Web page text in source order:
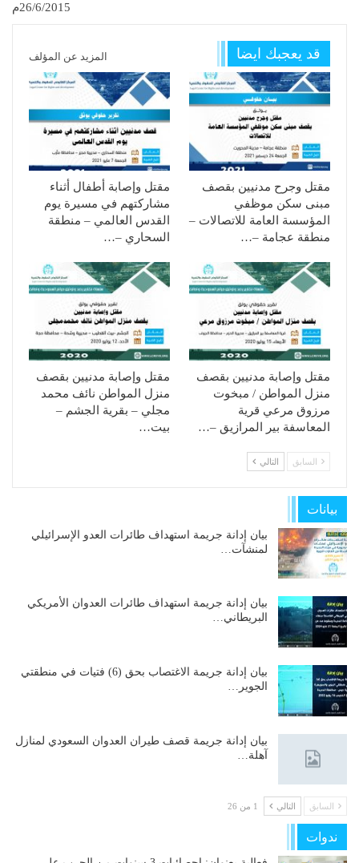
26/6/2015م
قد يعجبك ايضا المزيد عن المؤلف
مقتل وجرح مدنيين بقصف
مبنى سكن موظفي
المؤسسة العامة للاتصالات –
منطقة عجامة –…
مقتل وإصابة أطفال أثناء
مشاركتهم في مسيرة يوم
القدس العالمي – منطقة
السحاري –…
مقتل وإصابة مدنيين بقصف
منزل المواطن / مبخوت
مرزوق مرعي قرية
المعاسفة بير المرازيق –…
مقتل وإصابة مدنيين بقصف
منزل المواطن نائف محمد
مجلي – بقرية الجشم –
بيت…
السابق التالي
بيانات
بيان إدانة جريمة استهداف طائرات العدو الإسرائيلي
لمنشآت…
بيان إدانة جريمة استهداف طائرات العدوان الأمريكي
البريطاني…
بيان إدانة جريمة الاغتصاب بحق (6) فتيات في منطقتي
الجوير…
بيان إدانة جريمة قصف طيران العدوان السعودي لمنازل
آهلة…
السابق التالي 1 من 26
ندوات